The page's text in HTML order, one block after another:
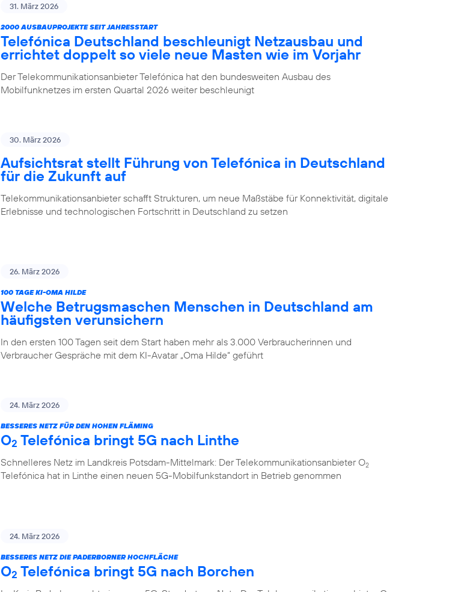
31. März 2026
2000 AUSBAUPROJEKTE SEIT JAHRESSTART
Telefónica Deutschland beschleunigt Netzausbau und
errichtet doppelt so viele neue Masten wie im Vorjahr
Der Telekommunikationsanbieter Telefónica hat den bundesweiten Ausbau des
Mobilfunknetzes im ersten Quartal 2026 weiter beschleunigt
30. März 2026
Aufsichtsrat stellt Führung von Telefónica in Deutschland
für die Zukunft auf
Telekommunikationsanbieter schafft Strukturen, um neue Maßstäbe für Konnektivität, digitale
Erlebnisse und technologischen Fortschritt in Deutschland zu setzen
26. März 2026
100 TAGE KI-OMA HILDE
Welche Betrugsmaschen Menschen in Deutschland am
häufigsten verunsichern
In den ersten 100 Tagen seit dem Start haben mehr als 3.000 Verbraucherinnen und
Verbraucher Gespräche mit dem KI-Avatar „Oma Hilde“ geführt
24. März 2026
BESSERES NETZ FÜR DEN HOHEN FLÄMING
O2 Telefónica bringt 5G nach Linthe
Schnelleres Netz im Landkreis Potsdam-Mittelmark: Der Telekommunikationsanbieter O2
Telefónica hat in Linthe einen neuen 5G-Mobilfunkstandort in Betrieb genommen
24. März 2026
BESSERES NETZ DIE PADERBORNER HOCHFLÄCHE
O2 Telefónica bringt 5G nach Borchen